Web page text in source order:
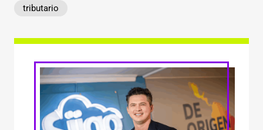
tributario